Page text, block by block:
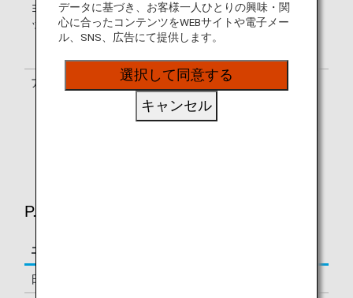
ヨーロ
ッパ
イギリス発着便、イタリア到着便のみ、オースト
リア発着便、スウェーデン到着便のみ、ドイツ発
着便、トルコ発着便、フランス発着便、ベルギー
アジア
インド発着便、インドネシア発着便、韓国発着
便、フィリピン発着便、ベトナム発着便、オース
トラリア発着便、マレーシア発着便、中国発着
P.N.R.（PASSENGER NAME RECORD）
エリア
日本
データに基づき、お客様一人ひとりの興味・関
心に合ったコンテンツをWEBサイトや電子メー
ル、SNS、広告にて提供します。
選択して同意する
キャンセル